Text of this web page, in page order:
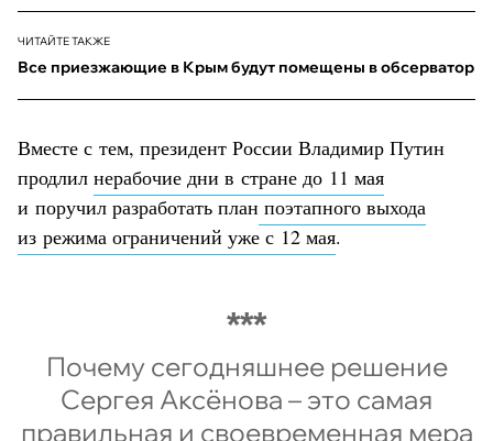
ЧИТАЙТЕ ТАКЖЕ
Все приезжающие в Крым будут помещены в обсерватор
Вместе с тем, президент России Владимир Путин
продлил нерабочие дни в стране до 11 мая
и поручил разработать план поэтапного выхода
из режима ограничений уже с 12 мая.
Почему сегодняшнее решение
Сергея Аксёнова – это самая
правильная и своевременная мера